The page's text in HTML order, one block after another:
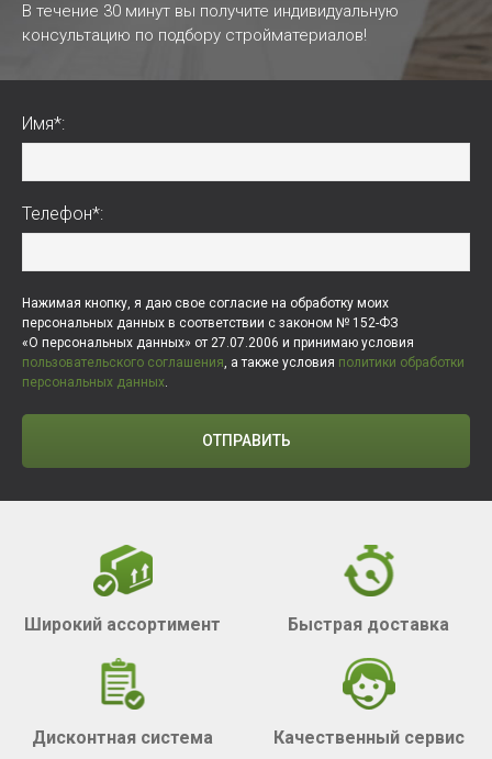
В течение 30 минут вы получите индивидуальную
консультацию по подбору стройматериалов!
Имя*:
Телефон*:
Нажимая кнопку, я даю свое согласие на обработку моих
персональных данных в соответствии с законом № 152-ФЗ
«О персональных данных» от 27.07.2006 и принимаю условия
пользовательского соглашения, а также условия политики обработки
персональных данных.
ОТПРАВИТЬ
Широкий ассортимент Быстрая доставка
Дисконтная система Качественный сервис